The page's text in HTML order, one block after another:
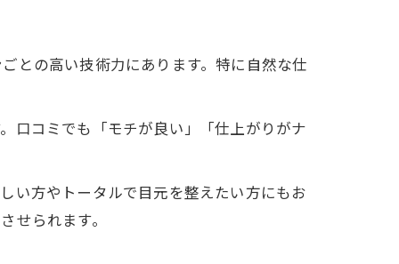
との高い技術力にあります。特に自然な仕
口コミでも「モチが良い」「仕上がりがナ
い方やトータルで目元を整えたい方にもお
せられます。